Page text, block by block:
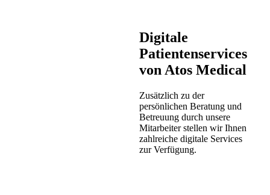
Digitale
Patientenservices
von Atos Medical
Zusätzlich zu der
persönlichen Beratung und
Betreuung durch unsere
Mitarbeiter stellen wir Ihnen
zahlreiche digitale Services
zur Verfügung.